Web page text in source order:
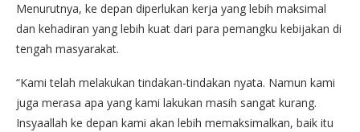
Menurutnya, ke depan diperlukan kerja yang lebih maksimal
dan kehadiran yang lebih kuat dari para pemangku kebijakan di
tengah masyarakat.
“Kami telah melakukan tindakan-tindakan nyata. Namun kami
juga merasa apa yang kami lakukan masih sangat kurang.
Insyaallah ke depan kami akan lebih memaksimalkan, baik itu